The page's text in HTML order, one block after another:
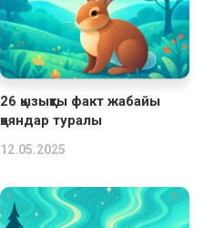
26 қызықты факт жабайы
қояндар туралы
12.05.2025